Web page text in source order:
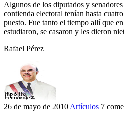
Algunos de los diputados y
contienda electoral tenían hasta
puesto. Fue tanto el tiempo allí que
estudiaron, se casaron y les dieron
Rafael Pérez
26 de mayo de 2010 Artículos 7